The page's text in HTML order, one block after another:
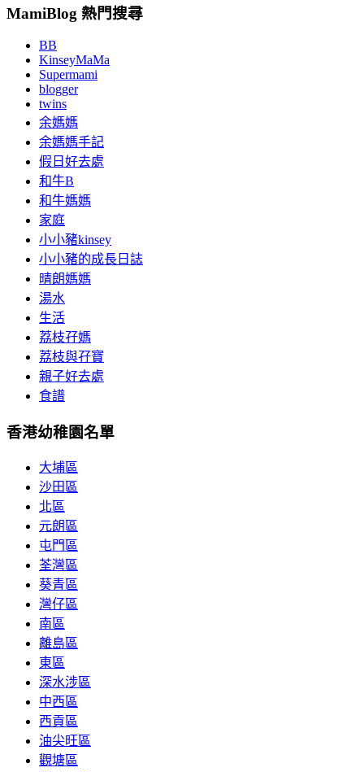
MamiBlog 熱門搜尋
BB
KinseyMaMa
Supermami
blogger
twins
余媽媽
余媽媽手記
假日好去處
和牛B
和牛媽媽
家庭
小小豬kinsey
小小豬的成長日誌
晴朗媽媽
湯水
生活
荔枝孖媽
荔枝與孖寶
親子好去處
食譜
香港幼稚園名單
大埔區
沙田區
北區
元朗區
屯門區
荃灣區
葵青區
灣仔區
南區
離島區
東區
深水涉區
中西區
西貢區
油尖旺區
觀塘區